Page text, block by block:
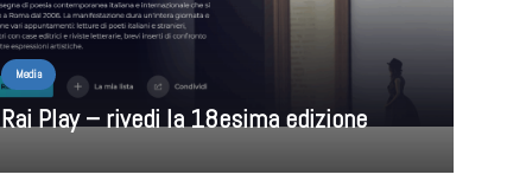
Media
Rai Play – rivedi la 18esima edizione